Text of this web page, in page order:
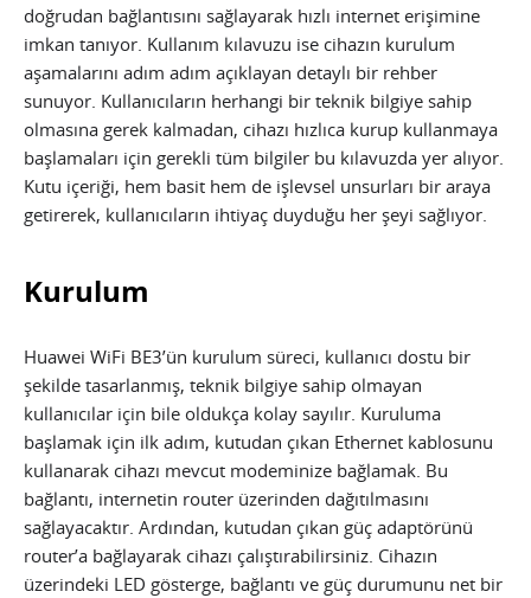
doğrudan bağlantısını sağlayarak hızlı internet erişimine
imkan tanıyor. Kullanım kılavuzu ise cihazın kurulum
aşamalarını adım adım açıklayan detaylı bir rehber
sunuyor. Kullanıcıların herhangi bir teknik bilgiye sahip
olmasına gerek kalmadan, cihazı hızlıca kurup kullanmaya
başlamaları için gerekli tüm bilgiler bu kılavuzda yer alıyor.
Kutu içeriği, hem basit hem de işlevsel unsurları bir araya
getirerek, kullanıcıların ihtiyaç duyduğu her şeyi sağlıyor.
Kurulum
Huawei WiFi BE3’ün kurulum süreci, kullanıcı dostu bir
şekilde tasarlanmış, teknik bilgiye sahip olmayan
kullanıcılar için bile oldukça kolay sayılır. Kuruluma
başlamak için ilk adım, kutudan çıkan Ethernet kablosunu
kullanarak cihazı mevcut modeminize bağlamak. Bu
bağlantı, internetin router üzerinden dağıtılmasını
sağlayacaktır. Ardından, kutudan çıkan güç adaptörünü
router’a bağlayarak cihazı çalıştırabilirsiniz. Cihazın
üzerindeki LED gösterge, bağlantı ve güç durumunu net bir